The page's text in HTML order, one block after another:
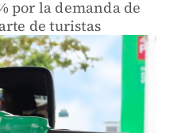
por la demanda de
de turistas